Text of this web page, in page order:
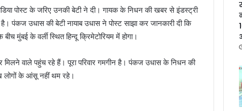
पोस्ट के जरिए उनकी बेटी ने दी। गायक के निधन की खबर से इंडस्ट्री
उधास की बेटी नायाब उधास ने पोस्ट साझा कर जानकारी दी कि
मुंबई के वर्ली स्थित हिन्दू क्रिमेटोरियम में होगा।
वाले पहुंच रहे हैं। पूरा परिवार गमगीन है। पंकज उधास के निधन की
लोगों के आंसू नहीं थम रहे।